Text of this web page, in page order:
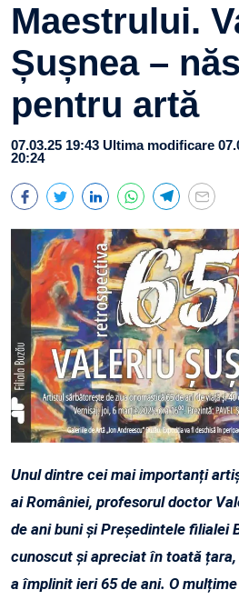
Maestrului.
Șușnea –
pentru artă
07.03.25 19:43 Ultima modificare
20:24
Unul dintre cei mai importanți
ai României, profesorul doctor
de ani buni și Președintele filialei
cunoscut și apreciat în toată
a împlinit ieri 65 de ani. O